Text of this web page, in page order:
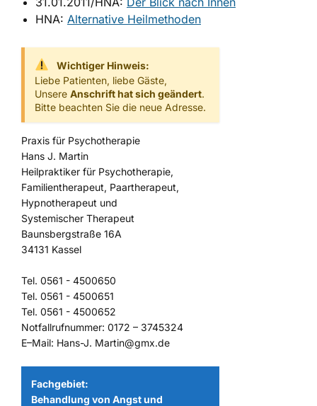
HNA: Alternative Heilmethoden
Wichtiger Hinweis:
Liebe Patienten, liebe Gäste,
Unsere Anschrift hat sich geändert.
Bitte beachten Sie die neue Adresse.
Praxis für Psychotherapie
Hans J. Martin
Heilpraktiker für Psychotherapie,
Familientherapeut, Paartherapeut,
Hypnotherapeut und
Systemischer Therapeut
Baunsbergstraße 16A
34131 Kassel
Tel. 0561 - 4500650
Tel. 0561 - 4500651
Tel. 0561 - 4500652
Notfallrufnummer: 0172 – 3745324
E–Mail: Hans-J. Martin@gmx.de
Fachgebiet:
Behandlung von Angst und